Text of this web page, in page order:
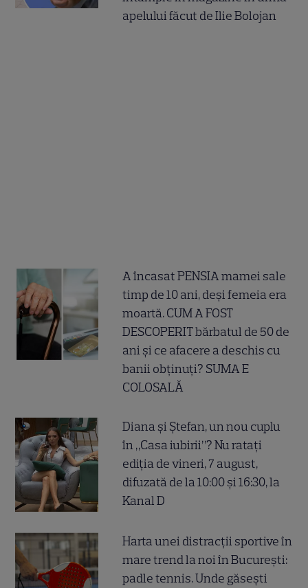
apelului făcut de Ilie Bolojan
A încasat PENSIA mamei sale
timp de 10 ani, deși femeia era
moartă. CUM A FOST
DESCOPERIT bărbatul de 50 de
ani și ce afacere a deschis cu
banii obținuți? SUMA E
COLOSALĂ
Diana și Ștefan, un nou cuplu
în „Casa iubirii”? Nu ratați
ediția de vineri, 7 august,
difuzată de la 10:00 și 16:30, la
Kanal D
Harta unei distracții sportive în
mare trend la noi în București:
padle tennis. Unde găsești